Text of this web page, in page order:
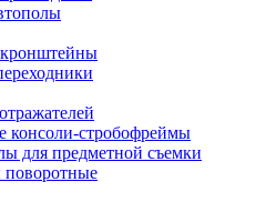
консоли-стробофреймы
для предметной съемки